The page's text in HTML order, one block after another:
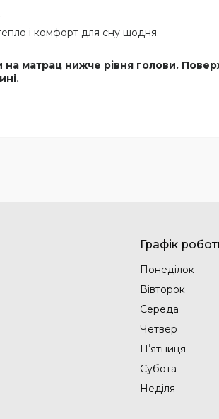
і комфорт для сну щодня.
на матрац нижче рівня голови.
Графік
Понеділок
Вівторок
Середа
Четвер
Пʼятниця
Субота
Неділя